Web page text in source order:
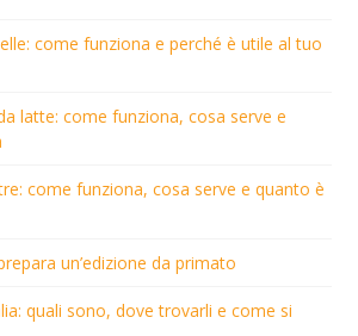
come funziona e perché è utile al tuo
latte: come funziona, cosa serve e
come funziona, cosa serve e quanto è
un’edizione da primato
quali sono, dove trovarli e come si